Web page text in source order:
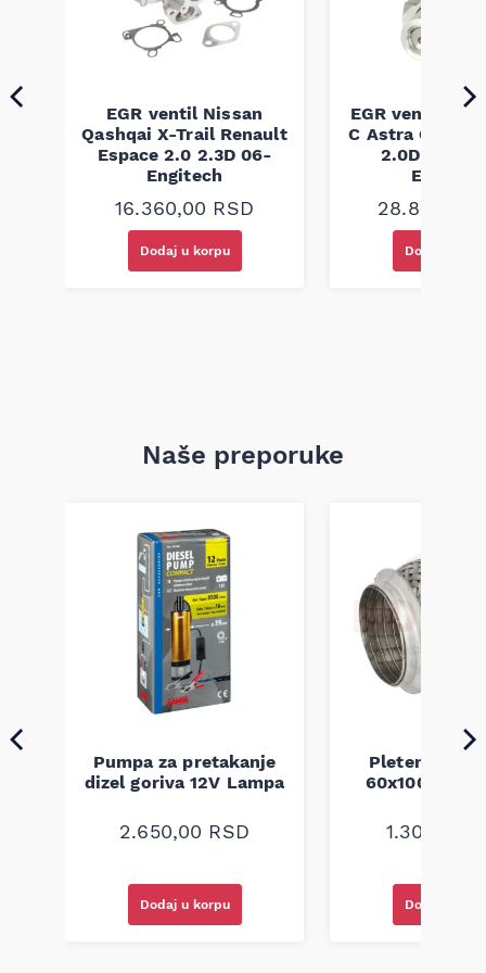
EGR ventil Nissan
Qashqai X-Trail Renault
Espace 2.0 2.3D 06-
Engitech
16.360,00 RSD
Dodaj u korpu
EGR ventil
C Astra G
2.0D 2.2D
Engitech
28.800,00
Dodaj u
Naše preporuke
Pumpa za pretakanje
dizel goriva 12V Lampa
2.650,00 RSD
Dodaj u korpu
Pletenica
60x100
1.300,00
Dodaj u